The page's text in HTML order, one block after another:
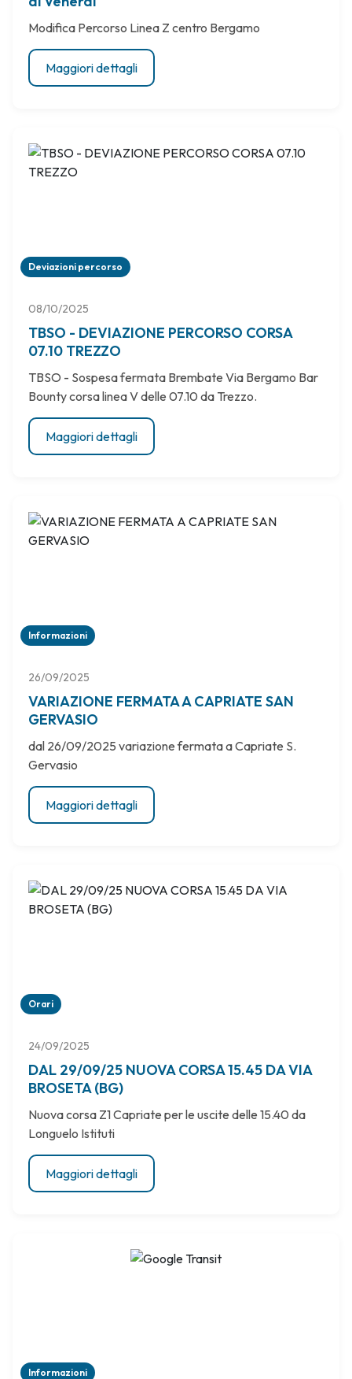
Modifica Percorso Linea Z centro Bergamo
Maggiori dettagli
Deviazioni percorso
08/10/2025
TBSO - DEVIAZIONE PERCORSO CORSA
07.10 TREZZO
TBSO - Sospesa fermata Brembate Via Bergamo Bar
Bounty corsa linea V delle 07.10 da Trezzo.
Maggiori dettagli
Informazioni
26/09/2025
VARIAZIONE FERMATA A CAPRIATE SAN
GERVASIO
dal 26/09/2025 variazione fermata a Capriate S.
Gervasio
Maggiori dettagli
Orari
24/09/2025
DAL 29/09/25 NUOVA CORSA 15.45 DA VIA
BROSETA (BG)
Nuova corsa Z1 Capriate per le uscite delle 15.40 da
Longuelo Istituti
Maggiori dettagli
Informazioni